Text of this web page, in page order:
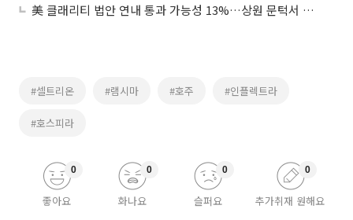
美 클래리티 법안 연내 통과 가능성 13%…상원 문턱서 제동
#셀트리온 #램시마 #호주 #인플렉트라
#호스피라
좋아요
0
화나요
0
슬퍼요
0
추가취재 원해요
0